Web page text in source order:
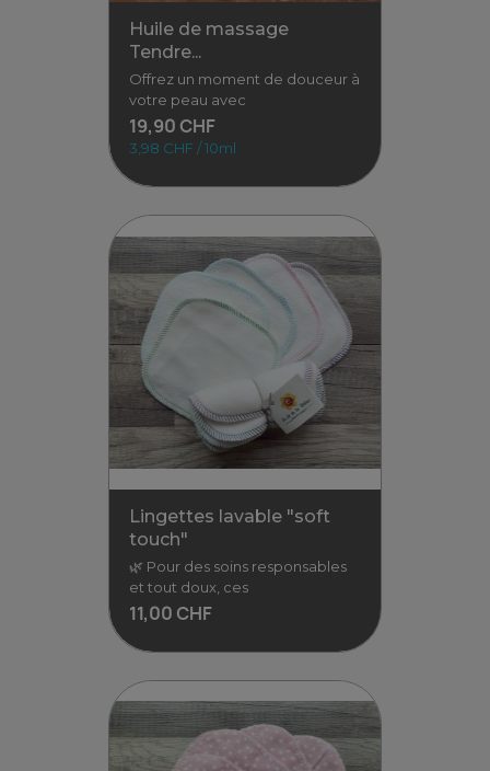
Huile de massage
Tendre...
Offrez un moment de douceur à
votre peau avec
19,90 CHF
3,98 CHF / 10ml
Huile de massage Tendre...
Offrez un moment de
douceur à votre peau avec
notre huile de massage
"Tendre câlin". Composée
19,90 CHF
Lingettes lavable "soft
touch"
🌿 Pour des soins responsables
et tout doux, ces
11,00 CHF